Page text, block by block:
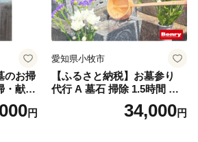
住まいの方にはお礼の品はお送りし
了承ください。）
の入金確認後、おおむね１か月以内
。
ざいます。）
のお掃
・献
円
愛知県小牧市
【ふるさと納税】お墓参り
代行 A 墓石 掃除 1.5時間 程
度 お参り 献花 献香 雑草 除
去 処分 草抜き 清掃 お手入れ
34,000円